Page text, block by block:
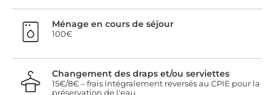
Ménage en cours de séjour
100€
Changement des draps et/ou serviettes
15€/8€ – frais intégralement reversés au CPIE pour la
préservation de l'eau